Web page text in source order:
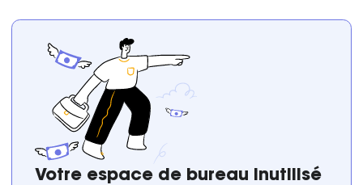
Votre espace de bureau inutilisé